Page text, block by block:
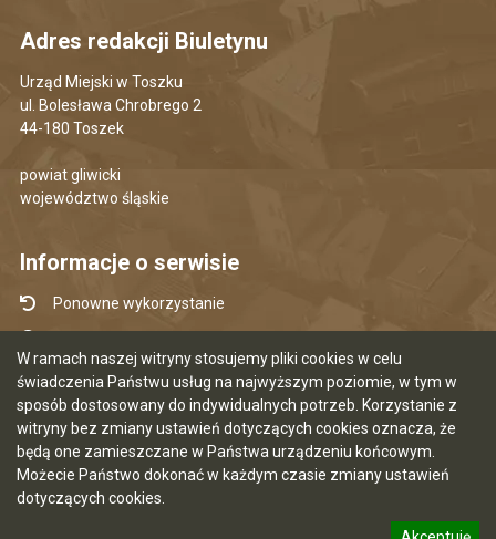
W ramach naszej witryny stosujemy pliki cookies w celu
świadczenia Państwu usług na najwyższym poziomie, w tym w
sposób dostosowany do indywidualnych potrzeb. Korzystanie z
witryny bez zmiany ustawień dotyczących cookies oznacza, że
będą one zamieszczane w Państwa urządzeniu końcowym.
Możecie Państwo dokonać w każdym czasie zmiany ustawień
dotyczących cookies.
Adres redakcji Biuletynu
Urząd Miejski w Toszku
ul. Bolesława Chrobrego 2
44-180 Toszek
powiat gliwicki
województwo śląskie
Informacje o serwisie
Ponowne wykorzystanie
Mapa serwisu
Instrukcja obsługi
Statystyki oglądalności
Ostatnia aktualizacja BIP: 07.08.2026 12:50